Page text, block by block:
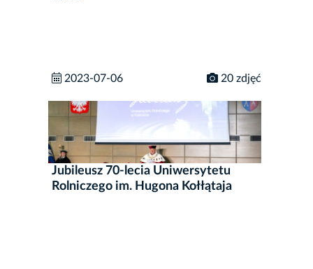
2023-07-06 20 zdjęć
Jubileusz 70-lecia Uniwersytetu
Rolniczego im. Hugona Kołłątaja